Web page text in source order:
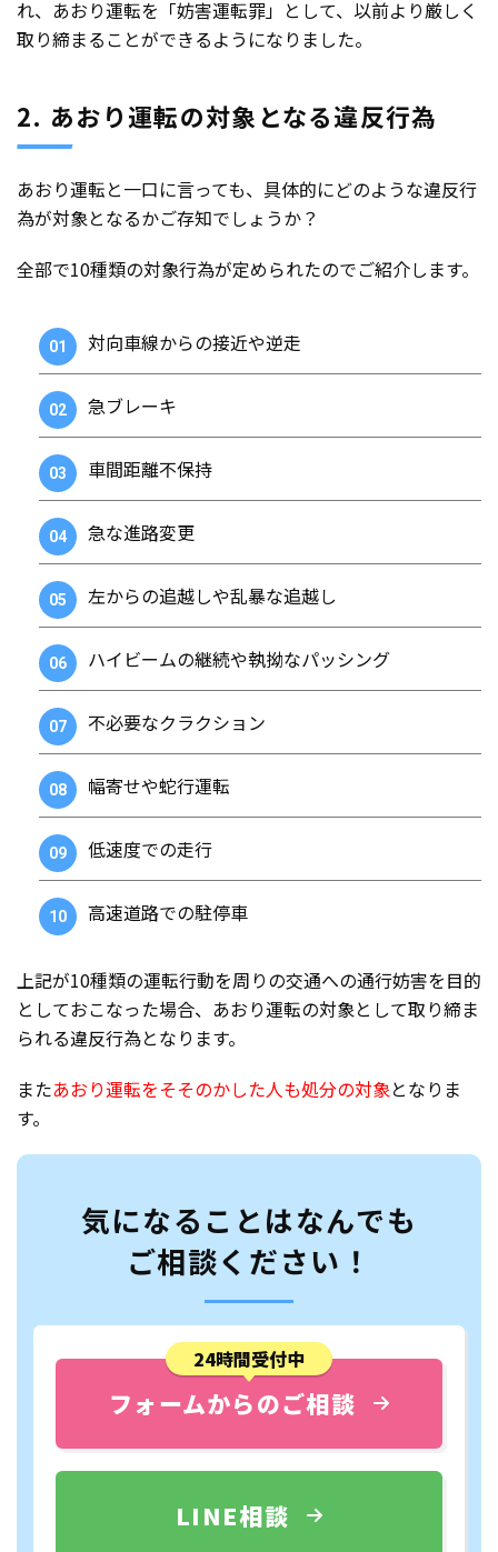
れ、あおり運転を「妨害運転罪」として、以前より厳しく
取り締まることができるようになりました。
2. あおり運転の対象となる違反行為
あおり運転と一口に言っても、具体的にどのような違反行
為が対象となるかご存知でしょうか？
全部で10種類の対象行為が定められたのでご紹介します。
対向車線からの接近や逆走
急ブレーキ
車間距離不保持
急な進路変更
左からの追越しや乱暴な追越し
ハイビームの継続や執拗なパッシング
不必要なクラクション
幅寄せや蛇行運転
低速度での走行
高速道路での駐停車
上記が10種類の運転行動を周りの交通への通行妨害を目的
としておこなった場合、あおり運転の対象として取り締ま
られる違反行為となります。
またあおり運転をそそのかした人も処分の対象となりま
す。
気になることはなんでも
ご相談ください！
24時間受付中
フォームからのご相談
LINE相談